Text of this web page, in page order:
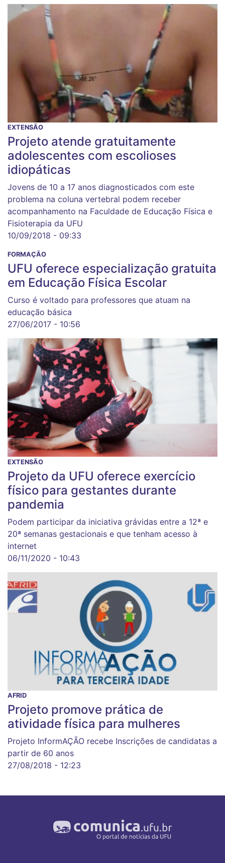
EXTENSÃO
Projeto atende gratuitamente
adolescentes com escolioses
idiopáticas
Jovens de 10 a 17 anos diagnosticados com este
problema na coluna vertebral podem receber
acompanhamento na Faculdade de Educação Física e
Fisioterapia da UFU
10/09/2018 - 09:33
FORMAÇÃO
UFU oferece especialização gratuita
em Educação Física Escolar
Curso é voltado para professores que atuam na
educação básica
27/06/2017 - 10:56
EXTENSÃO
Projeto da UFU oferece exercício
físico para gestantes durante
pandemia
Podem participar da iniciativa grávidas entre a 12ª e
20ª semanas gestacionais e que tenham acesso à
internet
06/11/2020 - 10:43
AFRID
Projeto promove prática de
atividade física para mulheres
Projeto InformAÇÃO recebe Inscrições de candidatas a
partir de 60 anos
27/08/2018 - 12:23